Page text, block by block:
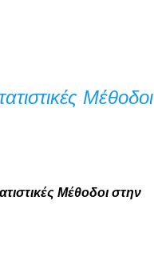
Μέθοδοι
Μέθοδοι στην